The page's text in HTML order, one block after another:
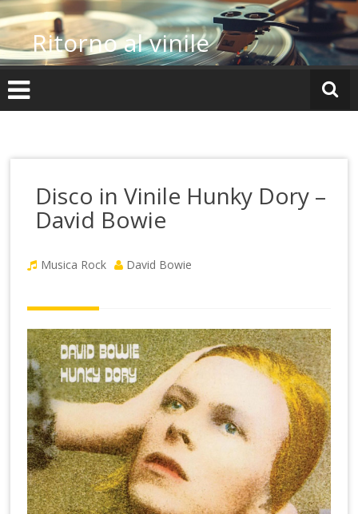
Vai
al
contenutoRitorno al vinile
Disco in Vinile Hunky Dory –
David Bowie
Musica Rock David Bowie